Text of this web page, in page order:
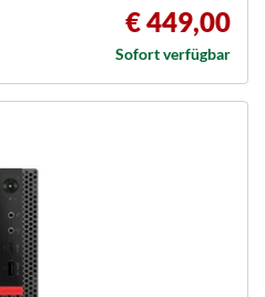
€ 449,00
Sofort verfügbar